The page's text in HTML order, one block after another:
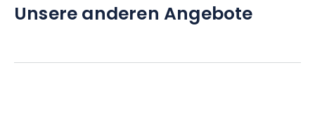
Unsere anderen Angebote